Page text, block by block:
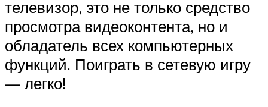
телевизор, это не только средство
просмотра видеоконтента, но и
обладатель всех компьютерных
функций. Поиграть в сетевую игру
— легко!